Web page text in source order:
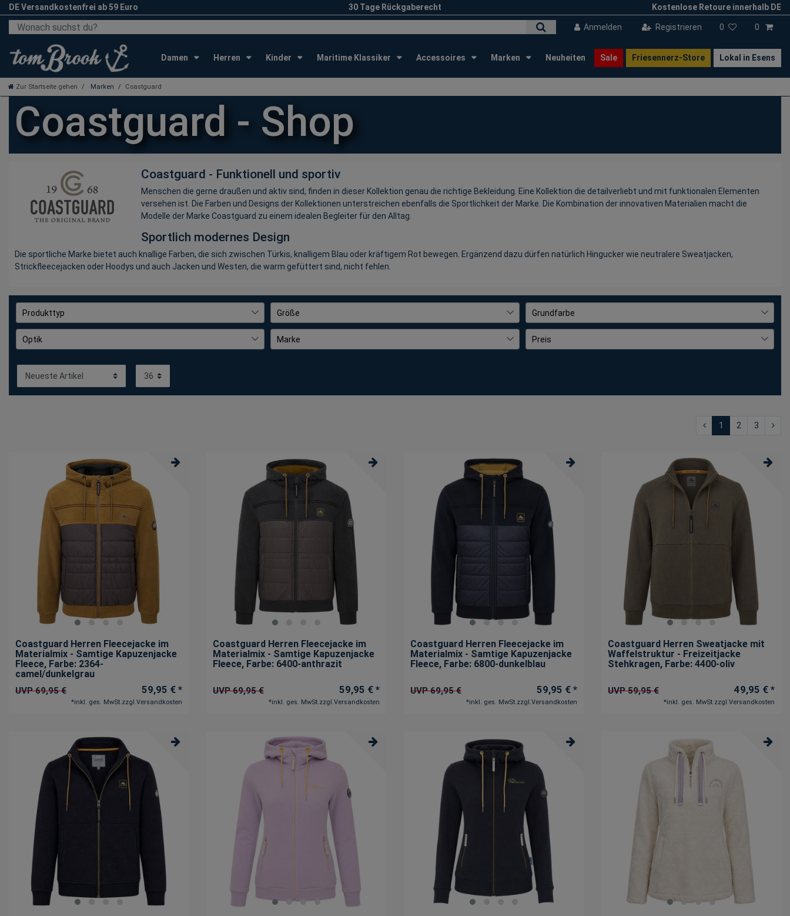
DE Versandkostenfrei ab 59 Euro 30 Tage Rückgaberecht Kostenlose Retoure innerhalb DE
Anmelden Registrieren 0 0
Damen Herren Kinder Maritime Klassiker Accessoires Marken Neuheiten Sale Friesennerz-Store Lokal in Esens
Zur Startseite gehen Marken Coastguard
Coastguard - Shop
Coastguard - Funktionell und sportiv
Menschen die gerne draußen und aktiv sind, finden in dieser Kollektion genau die richtige Bekleidung. Eine Kollektion die detailverliebt und mit funktionalen Elementen
versehen ist. Die Farben und Designs der Kollektionen unterstreichen ebenfalls die Sportlichkeit der Marke. Die Kombination der innovativen Materialien macht die
Modelle der Marke Coastguard zu einem idealen Begleiter für den Alltag.
Sportlich modernes Design
Die sportliche Marke bietet auch knallige Farben, die sich zwischen Türkis, knalligem Blau oder kräftigem Rot bewegen. Ergänzend dazu dürfen natürlich Hingucker wie neutralere Sweatjacken,
Strickfleecejacken oder Hoodys und auch Jacken und Westen, die warm gefüttert sind, nicht fehlen.
Produkttyp
Hosen
3
Hüte 1
Mäntel
Größe
36
13
38 12
50 6
S
L 38
5XL
Grundfarbe
Schwarz
77
Optik
unifarben
unifarben mit Farbeinsatz 3
Marke
Preis
1 2 3
Coastguard Herren Fleecejacke im
Materialmix - Samtige Kapuzenjacke
Fleece, Farbe: 2364-
camel/dunkelgrau
UVP 69,95 € 59,95 € *
*inkl. ges. MwSt. zzgl. Versandkosten
Coastguard Herren Fleecejacke im
Materialmix - Samtige Kapuzenjacke
Fleece, Farbe: 6400-anthrazit
UVP 69,95 € 59,95 € *
*inkl. ges. MwSt. zzgl. Versandkosten
Coastguard Herren Fleecejacke im
Materialmix - Samtige Kapuzenjacke
Fleece, Farbe: 6800-dunkelblau
UVP 69,95 € 59,95 € *
*inkl. ges. MwSt. zzgl. Versandkosten
Coastguard Herren Sweatjacke mit
Waffelstruktur - Freizeitjacke
Stehkragen, Farbe: 4400-oliv
UVP 59,95 € 49,95 € *
*inkl. ges. MwSt. zzgl. Versandkosten